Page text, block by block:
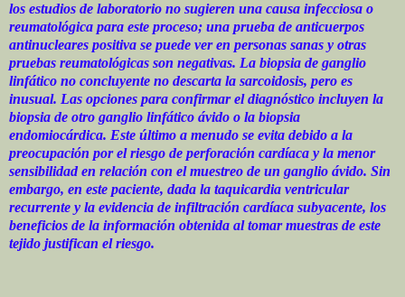
los estudios de laboratorio no sugieren una causa infecciosa o
reumatológica para este proceso; una prueba de anticuerpos
antinucleares positiva se puede ver en personas sanas y otras
pruebas reumatológicas son negativas. La biopsia de ganglio
linfático no concluyente no descarta la sarcoidosis, pero es
inusual. Las opciones para confirmar el diagnóstico incluyen la
biopsia de otro ganglio linfático ávido o la biopsia
endomiocárdica. Este último a menudo se evita debido a la
preocupación por el riesgo de perforación cardíaca y la menor
sensibilidad en relación con el muestreo de un ganglio ávido. Sin
embargo, en este paciente, dada la taquicardia ventricular
recurrente y la evidencia de infiltración cardíaca subyacente, los
beneficios de la información obtenida al tomar muestras de este
tejido justifican el riesgo.